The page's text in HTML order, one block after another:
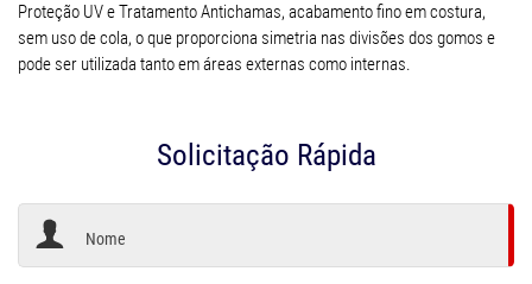
Proteção UV e Tratamento Antichamas, acabamento fino em costura,
sem uso de cola, o que proporciona simetria nas divisões dos gomos e
pode ser utilizada tanto em áreas externas como internas.
Solicitação Rápida